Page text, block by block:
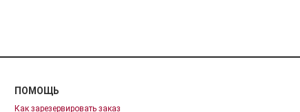
ПОМОЩЬ
Как зарезервировать заказ